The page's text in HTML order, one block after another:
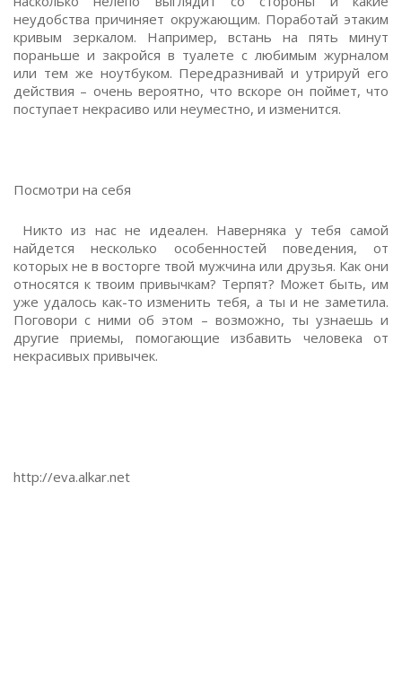
неудобства причиняет окружающим. Поработай этаким
кривым зеркалом. Например, встань на пять минут
пораньше и закройся в туалете с любимым журналом
или тем же ноутбуком. Передразнивай и утрируй его
действия – очень вероятно, что вскоре он поймет, что
поступает некрасиво или неуместно, и изменится.
Посмотри на себя
Никто из нас не идеален. Наверняка у тебя самой
найдется несколько особенностей поведения, от
которых не в восторге твой мужчина или друзья. Как они
относятся к твоим привычкам? Терпят? Может быть, им
уже удалось как-то изменить тебя, а ты и не заметила.
Поговори с ними об этом – возможно, ты узнаешь и
другие приемы, помогающие избавить человека от
некрасивых привычек.
http://eva.alkar.net